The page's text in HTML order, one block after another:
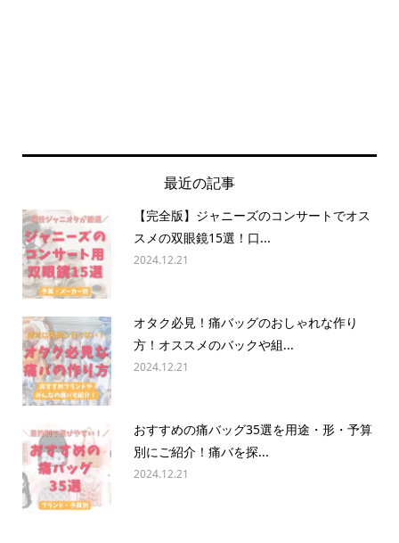
最近の記事
【完全版】ジャニーズのコンサートでオス
スメの双眼鏡15選！口...
2024.12.21
オタク必見！痛バッグのおしゃれな作り
方！オススメのバックや組...
2024.12.21
おすすめの痛バッグ35選を用途・形・予算
別にご紹介！痛バを探...
2024.12.21